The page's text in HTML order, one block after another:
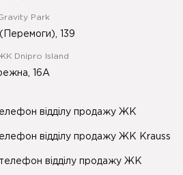
Park
139
Dnipro Island
16А
відділу продажу ЖК
відділу продажу ЖК Krauss
відділу продажу ЖК